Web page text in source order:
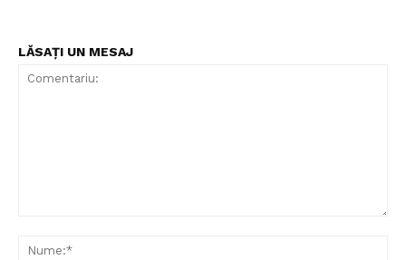
LĂSAȚI UN MESAJ